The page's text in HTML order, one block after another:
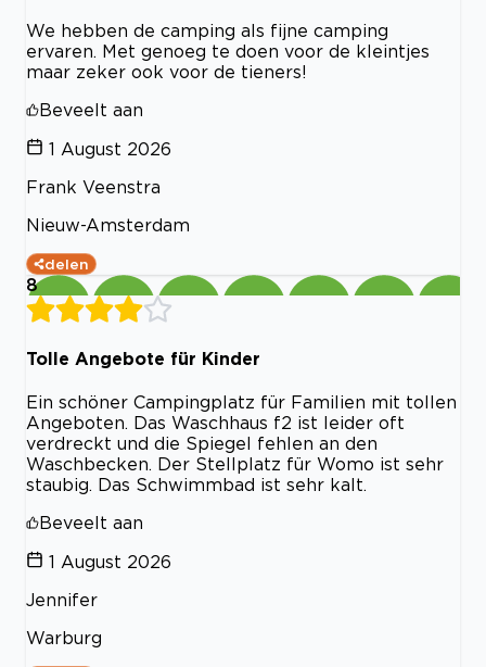
We hebben de camping als fijne camping
ervaren. Met genoeg te doen voor de kleintjes
maar zeker ook voor de tieners!
Beveelt aan
1 August 2026
Frank Veenstra
Nieuw-Amsterdam
delen
8
Tolle Angebote für Kinder
Ein schöner Campingplatz für Familien mit tollen
Angeboten. Das Waschhaus f2 ist leider oft
verdreckt und die Spiegel fehlen an den
Waschbecken. Der Stellplatz für Womo ist sehr
staubig. Das Schwimmbad ist sehr kalt.
Beveelt aan
1 August 2026
Jennifer
Warburg